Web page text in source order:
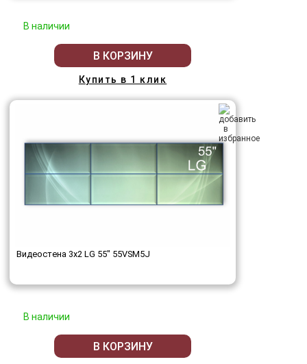
В наличии
В КОРЗИНУ
Купить в 1 клик
Видеостена 3x2 LG 55" 55VSM5J
В наличии
В КОРЗИНУ